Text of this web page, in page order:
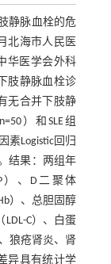
静脉血栓的危
北海市人民医
华医学会外科
肢静脉血栓诊
无合并下肢静
）和SLE组
素Logistic回归
结果：两组年
）、D二聚体
）、总胆固醇
LDL-C）、白蛋
狼疮肾炎、肾
异具有统计学